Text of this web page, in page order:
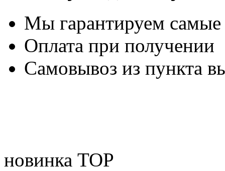
Мы гарантируем
Оплата при получении
Самовывоз из пункта
новинка TOP